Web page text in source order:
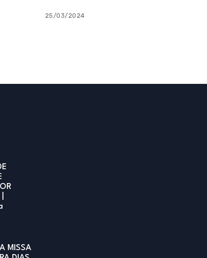
25/03/2024
MISSA